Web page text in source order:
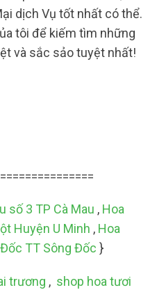
dịch Vụ tốt nhất có thể.
tôi để kiếm tìm những
và sắc sảo tuyệt nhất!
số 3 TP Cà Mau , Hoa
Huyện U Minh , Hoa
TT Sông Đốc }
trương , shop hoa tươi